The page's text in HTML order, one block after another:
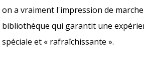
on a vraiment l'impression de
bibliothèque qui garantit une
spéciale et « rafraîchissante ».